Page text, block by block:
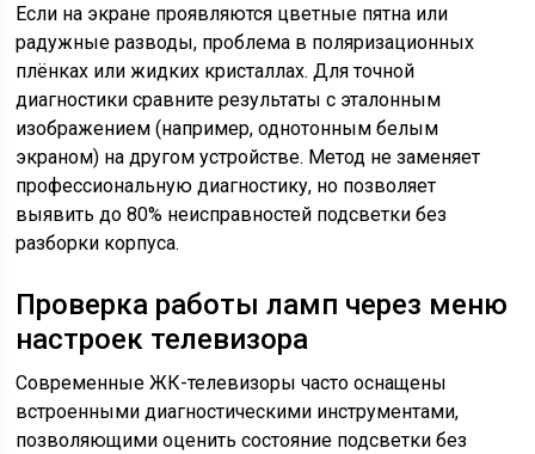
Если на экране проявляются цветные пятна или
радужные разводы, проблема в поляризационных
плёнках или жидких кристаллах. Для точной
диагностики сравните результаты с эталонным
изображением (например, однотонным белым
экраном) на другом устройстве. Метод не заменяет
профессиональную диагностику, но позволяет
выявить до 80% неисправностей подсветки без
разборки корпуса.
Проверка работы ламп через меню
настроек телевизора
Современные ЖК-телевизоры часто оснащены
встроенными диагностическими инструментами,
позволяющими оценить состояние подсветки без